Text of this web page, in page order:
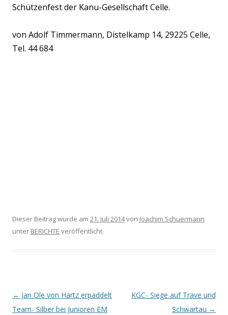
Schützenfest der Kanu-Gesellschaft Celle.
von Adolf Timmermann, Distelkamp 14, 29225 Celle,
Tel. 44 684
Dieser Beitrag wurde am 21. Juli 2014von Joachim Schuermann
unter BERICHTE veröffentlicht.
Beitrags-
Navigation
← Jan Ole von Hartz erpaddelt
Team- Silber bei Junioren EM
KGC- Siege auf Trave und
Schwartau →